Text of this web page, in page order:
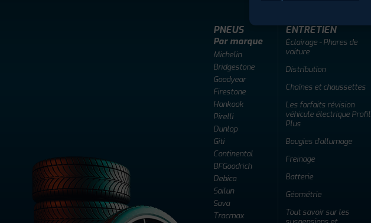
PNEUS
Par marque
Michelin
Bridgestone
Goodyear
Firestone
Hankook
Pirelli
Dunlop
Giti
Continental
BFGoodrich
Debica
Sailun
Sava
Tracmax
ENTRETIEN
Éclairage - Phares de
voiture
Distribution
Chaînes et chaussettes
Les forfaits révision
véhicule électrique Profil
Plus
Bougies d'allumage
Freinage
Batterie
Géométrie
Tout savoir sur les